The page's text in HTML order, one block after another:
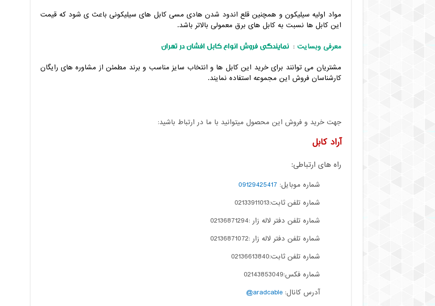
مواد اولیه سیلیکون و همچنین قلع اندود شدن هادی مسی کابل های سیلیکونی باعث ی شود که قیمت
این کابل ها نسبت به کابل های برق معمولی بالاتر باشد.
معرفی وبسایت : نمایندگی فروش انواع کابل افشان در تهران
مشتریان می توانند برای خرید این کابل ها و انتخاب سایز مناسب و برند مطمئن از مشاوره های رایگان
کارشناسان فروش این مجموعه استفاده نمایند.
جهت خرید و فروش این محصول میتوانید با ما در ارتباط باشید:
آراد کابل
راه های ارتباطی:
شماره موبایل: 09129425417
شماره تلفن ثابت:02133911013
شماره تلفن دفتر لاله زار :02136871294
شماره تلفن دفتر لاله زار :02136871072
شماره تلفن ثابت:02136613840
شماره فکس:02143853049
آدرس کانال:aradcable@